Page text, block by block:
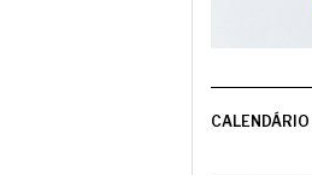
CALENDÁRIO